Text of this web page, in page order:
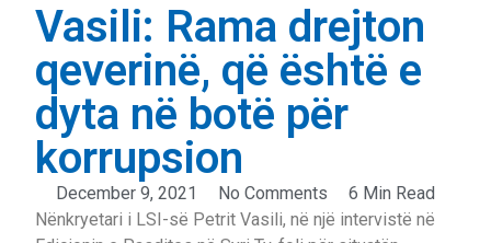
Vasili: Rama drejton
qeverinë, që është e
dyta në botë për
korrupsion
December 9, 2021 No Comments
6 Min Read
Nënkryetari i LSI-së Petrit Vasili, në një intervistë në